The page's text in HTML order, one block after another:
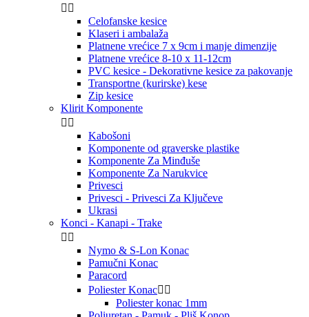
 
Celofanske kesice
Klaseri i ambalaža
Platnene vrećice 7 x 9cm i manje dimenzije
Platnene vrećice 8-10 x 11-12cm
PVC kesice - Dekorativne kesice za pakovanje
Transportne (kurirske) kese
Zip kesice
Klirit Komponente
 
Kabošoni
Komponente od graverske plastike
Komponente Za Minđuše
Komponente Za Narukvice
Privesci
Privesci - Privesci Za Ključeve
Ukrasi
Konci - Kanapi - Trake
 
Nymo & S-Lon Konac
Pamučni Konac
Paracord
Poliester Konac 
Poliester konac 1mm